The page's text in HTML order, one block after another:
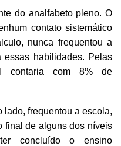
do analfabeto pleno. O
contato sistemático
nunca frequentou a
habilidades. Pelas
contaria com 8% de
lado, frequentou a escola,
final de alguns dos níveis
concluído o ensino